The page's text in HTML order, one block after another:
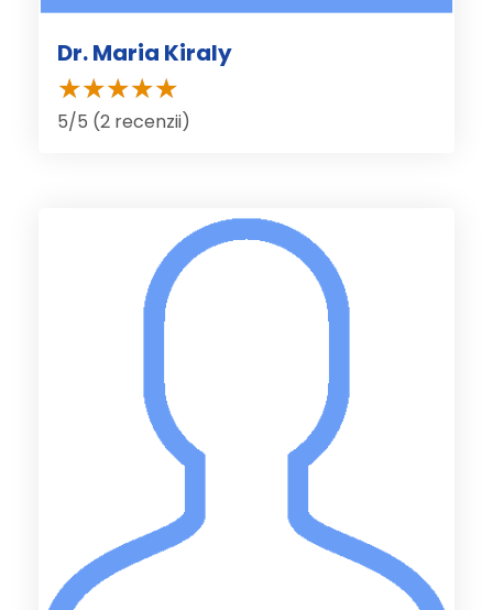
Dr. Maria Kiraly
5/5 (2 recenzii)